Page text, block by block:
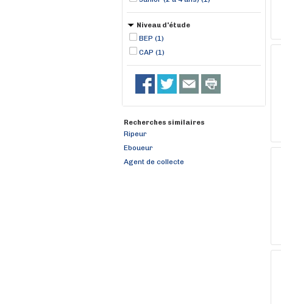
Niveau d'étude
BEP (1)
CAP (1)
Recherches similaires
Ripeur
Eboueur
Agent de collecte